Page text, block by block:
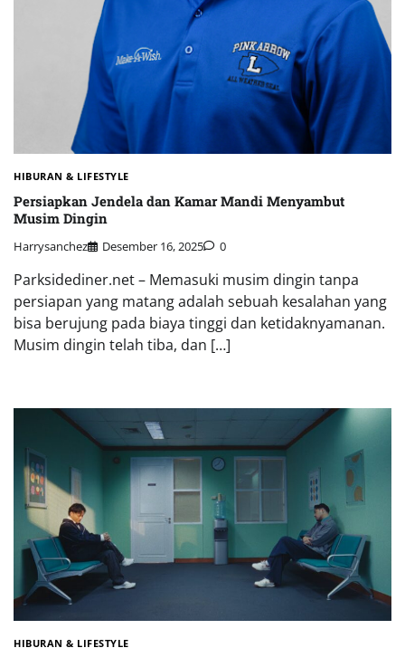
HIBURAN & LIFESTYLE
Persiapkan Jendela dan Kamar Mandi Menyambut
Musim Dingin
Harrysanchez Desember 16, 2025 0
Parksidediner.net – Memasuki musim dingin tanpa
persiapan yang matang adalah sebuah kesalahan yang
bisa berujung pada biaya tinggi dan ketidaknyamanan.
Musim dingin telah tiba, dan […]
HIBURAN & LIFESTYLE